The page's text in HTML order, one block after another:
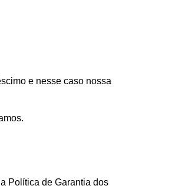
e nesse caso nossa
Política de Garantia dos